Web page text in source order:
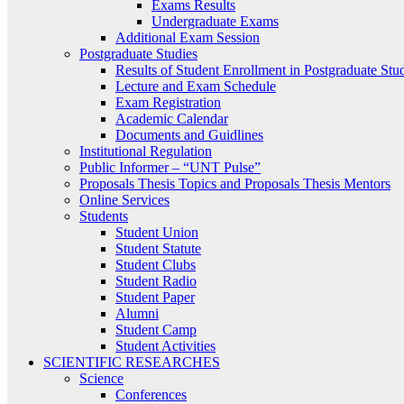
Exams Results
Undergraduate Exams
Additional Exam Session
Postgraduate Studies
Results of Student Enrollment in Postgraduate
Lecture and Exam Schedule
Exam Registration
Academic Calendar
Documents and Guidlines
Institutional Regulation
Public Informer – “UNT Pulse”
Proposals Thesis Topics and Proposals Thesis Mentors
Online Services
Students
Student Union
Student Statute
Student Clubs
Student Radio
Student Paper
Alumni
Student Camp
Student Activities
SCIENTIFIC RESEARCHES
Science
Conferences